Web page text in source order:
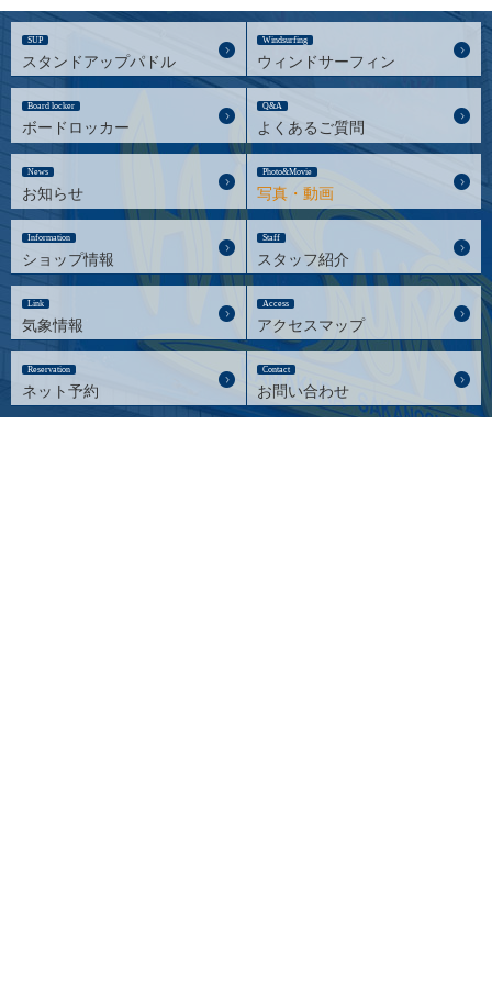
SUP
スタンドアップパドル
Windsurfing
ウィンドサーフィン
Board locker
ボードロッカー
Q&A
よくあるご質問
News
お知らせ
Photo&Movie
写真・動画
Information
ショップ情報
Staff
スタッフ紹介
Link
気象情報
Access
アクセスマップ
Reservation
ネット予約
Contact
お問い合わせ